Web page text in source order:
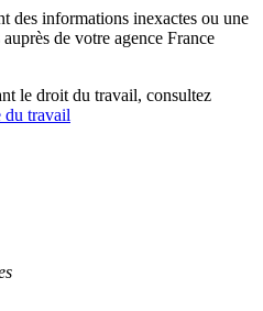
des informations inexactes ou une
de votre agence France
le droit du travail, consultez
du travail